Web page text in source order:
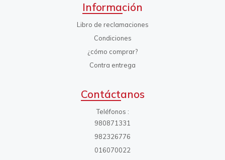
Información
Libro de reclamaciones
Condiciones
¿cómo comprar?
Contra entrega
Contáctanos
Teléfonos
980871331
982326776
016070022